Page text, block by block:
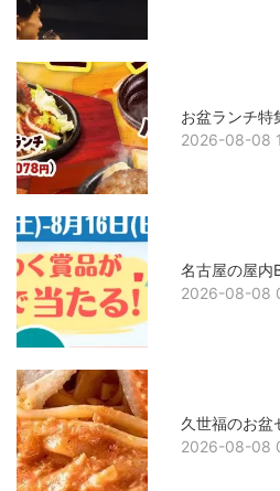
お盆ランチ特
2026-08-08
名古屋の屋内
2026-08-08
久世福のお盆
2026-08-08